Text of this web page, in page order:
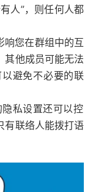
人”，则任何人都
响您在群组中的互
其他成员可能无法
避免不必要的联
私设置还可以控
有联络人能拨打语